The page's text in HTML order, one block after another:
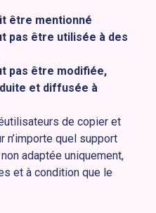
être mentionné
pas être utilisée à des
pas être modifiée,
et diffusée à
de copier et
n’importe quel support
adaptée uniquement,
et à condition que le